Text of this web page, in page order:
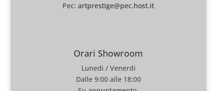
Pec:artprestige@pec.host.it
Orari Showroom
Lunedi / Venerdi
Dalle 9:00 alle 18:00